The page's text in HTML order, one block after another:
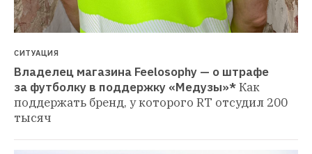
СИТУАЦИЯ
Владелец магазина Feelosophy — о штрафе
за футболку в поддержку «Медузы»*Как
поддержать бренд, у которого RT отсудил 200
тысяч